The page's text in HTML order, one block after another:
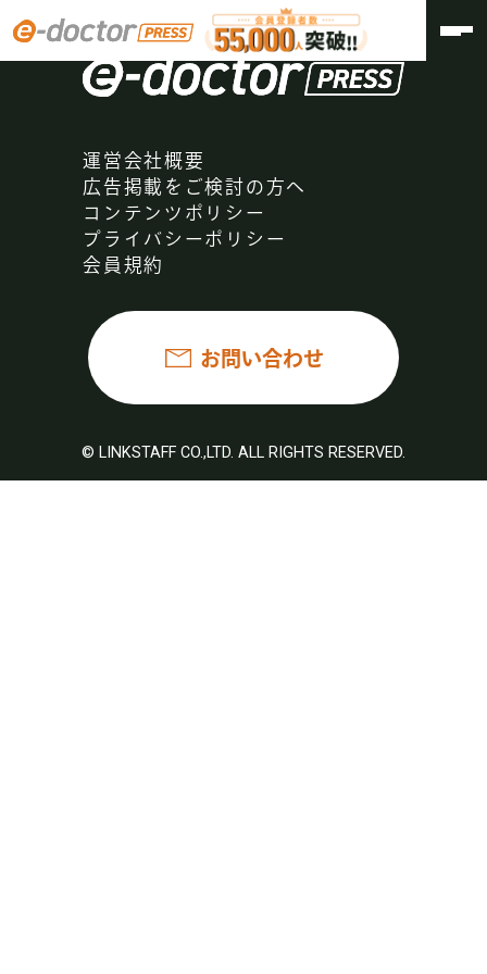
運営会社概要
広告掲載をご検討の方へ
コンテンツポリシー
プライバシーポリシー
会員規約
お問い合わせ
© LINKSTAFF CO.,LTD. ALL RIGHTS RESERVED.